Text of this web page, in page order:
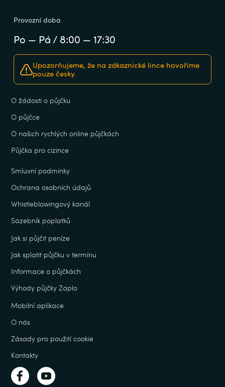
Provozní doba
Po — Pá / 8:00 — 17:30
Upozorňujeme, že na zákaznické lince hovoříme
pouze česky.
O žádosti o půjčku
O půjčce
O našich rychlých online půjčkách
Půjčka pro cizince
Smluvní podmínky
Ochrana osobních údajů
Whistleblowingový kanál
Sazebník poplatků
Jak si půjčit peníze
Jak splatit půjčku v termínu
Informace o půjčkách
Výhody půjčky Zaplo
Mobilní aplikace
O nás
Zásady pro použití cookie
Kontakty